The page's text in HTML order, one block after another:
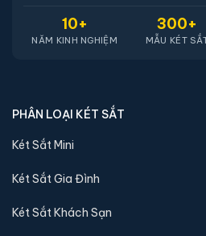
Két sắt mini Bofa BGX-5D1-
🔒 Khoá:Khóa điện tử
10+
NĂM KINH NGHIỆM
300+
MẪU KÉT
PHÂN LOẠI KÉT SẮT
Két Sắt Mini
Két Sắt Gia Đình
Két Sắt Khách Sạn